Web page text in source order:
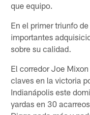
que equipo.
En el primer triunfo
importantes
sobre su calidad.
El corredor Joe
claves en la victoria
Indianápolis este
yardas en 30